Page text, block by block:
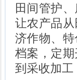
田间管护
让农产品
济作物、
档案，定
到采收加工